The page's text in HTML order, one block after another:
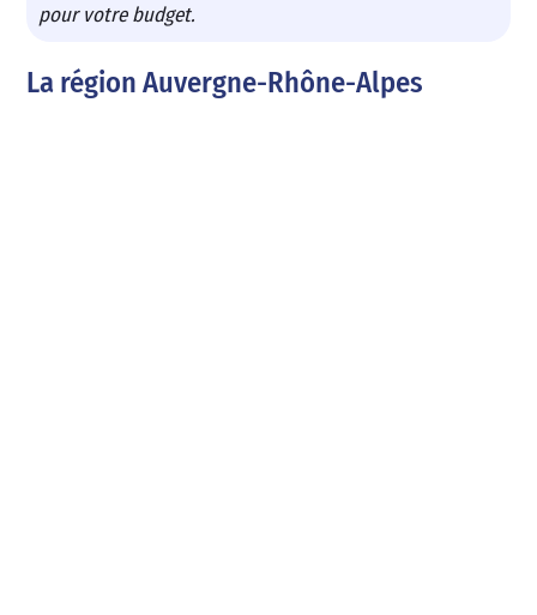
pour votre budget.
La région Auvergne-Rhône-Alpes